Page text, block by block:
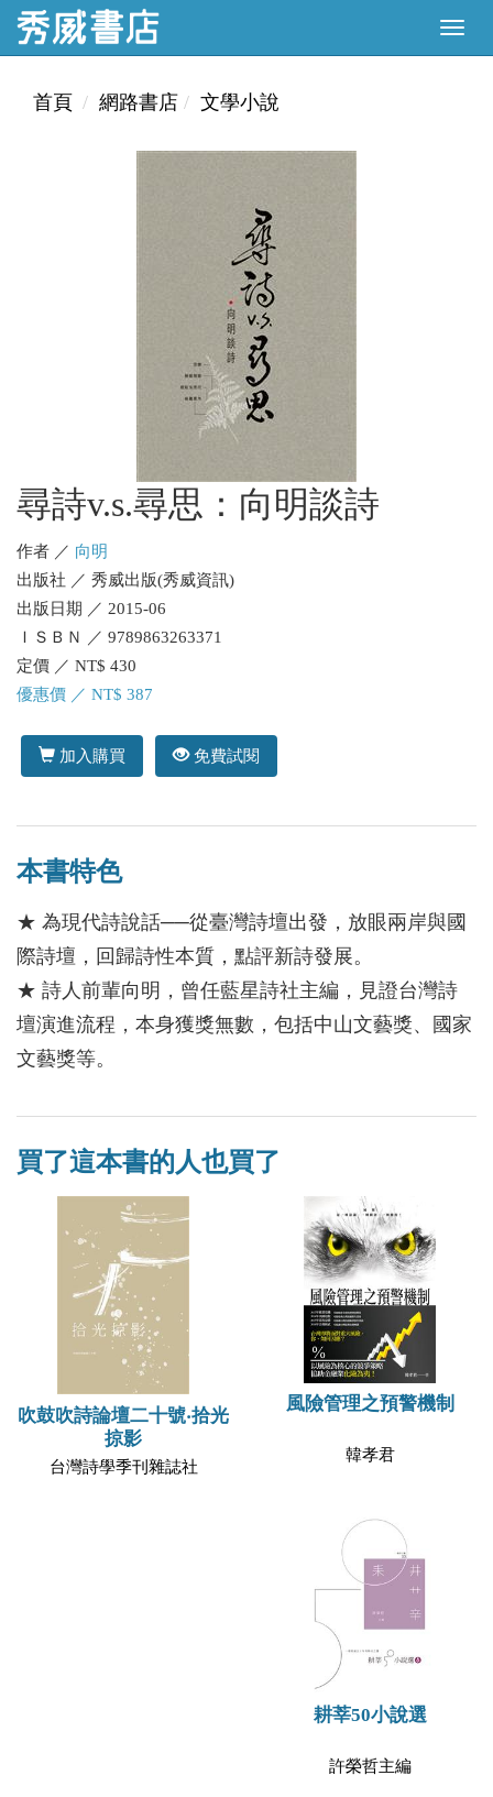
首頁 網路書店 文學小說
尋詩v.s.尋思：向明談詩
作者 ／ 向明
出版社 ／ 秀威出版(秀威資訊)
出版日期 ／ 2015-06
ＩＳＢＮ ／ 9789863263371
定價 ／ NT$ 430
優惠價 ／ NT$ 387
加入購買 免費試閱
本書特色
★ 為現代詩說話──從臺灣詩壇出發，放眼兩岸與國
際詩壇，回歸詩性本質，點評新詩發展。
★ 詩人前輩向明，曾任藍星詩社主編，見證台灣詩
壇演進流程，本身獲獎無數，包括中山文藝獎、國家
文藝獎等。
買了這本書的人也買了
吹鼓吹詩論壇二十號‧拾光
掠影
台灣詩學季刊雜誌社
風險管理之預警機制
韓孝君
耕莘50小說選
許榮哲主編